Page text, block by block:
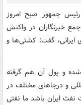
جمهور صبح امروز
خبرنگاران در واکنش
ایرانی، گفت: کشتی‌ها و
و پول آن هم گرفته
و درجاهای مختلف در
ایران باشد ما نفتی